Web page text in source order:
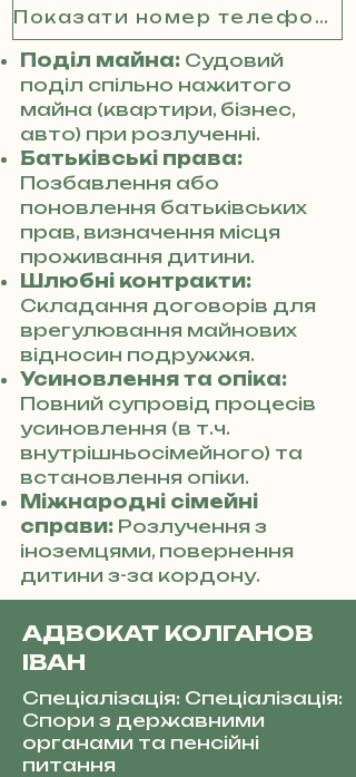
Показати номер телефону
Поділ майна: Судовий
поділ спільно нажитого
майна (квартири, бізнес,
авто) при розлученні.
Батьківські права:
Позбавлення або
поновлення батьківських
прав, визначення місця
проживання дитини.
Шлюбні контракти:
Складання договорів для
врегулювання майнових
відносин подружжя.
Усиновлення та опіка:
Повний супровід процесів
усиновлення (в т.ч.
внутрішньосімейного) та
встановлення опіки.
Міжнародні сімейні
справи: Розлучення з
іноземцями, повернення
дитини з-за кордону.
АДВОКАТ КОЛГАНОВ
ІВАН
Спеціалізація: Спеціалізація:
Спори з державними
органами та пенсійні
питання